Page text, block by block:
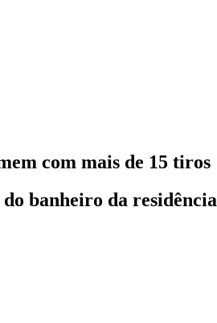
com mais de 15 tiros
banheiro da residência